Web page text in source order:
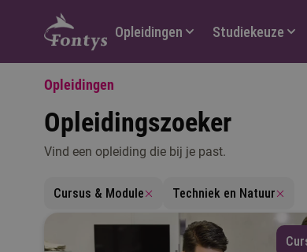
Hoofdmenu
Opleidingen Studiekeuze
Opleidingen
Opleidingszoeker
Vind een opleiding die bij je past.
Cursus & Module Techniek en Natuur